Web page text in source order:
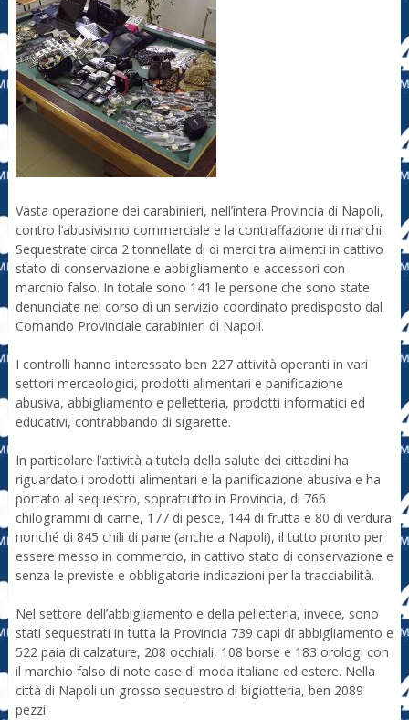
Vasta operazione dei carabinieri, nell’intera Provincia di Napoli,
contro l’abusivismo commerciale e la contraffazione di marchi.
Sequestrate circa 2 tonnellate di di merci tra alimenti in cattivo
stato di conservazione e abbigliamento e accessori con
marchio falso. In totale sono 141 le persone che sono state
denunciate nel corso di un servizio coordinato predisposto dal
Comando Provinciale carabinieri di Napoli.
I controlli hanno interessato ben 227 attività operanti in vari
settori merceologici, prodotti alimentari e panificazione
abusiva, abbigliamento e pelletteria, prodotti informatici ed
educativi, contrabbando di sigarette.
In particolare l’attività a tutela della salute dei cittadini ha
riguardato i prodotti alimentari e la panificazione abusiva e ha
portato al sequestro, soprattutto in Provincia, di 766
chilogrammi di carne, 177 di pesce, 144 di frutta e 80 di verdura
nonché di 845 chili di pane (anche a Napoli), il tutto pronto per
essere messo in commercio, in cattivo stato di conservazione e
senza le previste e obbligatorie indicazioni per la tracciabilità.
Nel settore dell’abbigliamento e della pelletteria, invece, sono
stati sequestrati in tutta la Provincia 739 capi di abbigliamento e
522 paia di calzature, 208 occhiali, 108 borse e 183 orologi con
il marchio falso di note case di moda italiane ed estere. Nella
città di Napoli un grosso sequestro di bigiotteria, ben 2089
pezzi.